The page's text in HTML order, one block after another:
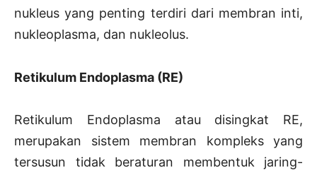
nukleus yang penting terdiri dari membran inti,
nukleoplasma, dan nukleolus.
Retikulum Endoplasma (RE)
Retikulum Endoplasma atau disingkat RE,
merupakan sistem membran kompleks yang
tersusun tidak beraturan membentuk jaring-